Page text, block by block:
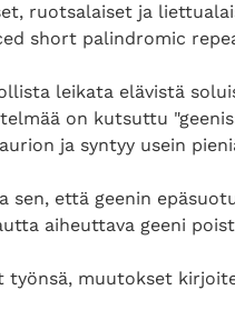
ruotsalaiset ja
short palindromic
leikata elävistä
on kutsuttu
ja syntyy usein
sen, että geenin
aiheuttava geeni
työnsä, muutokset